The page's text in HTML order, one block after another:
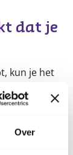
Over
dat je
kun je het
De huisarts
je Pfeiffer